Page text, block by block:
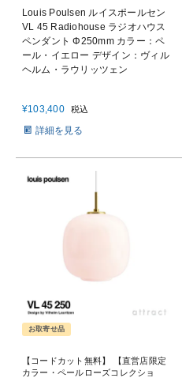
Louis Poulsen ルイスポールセン
VL 45 Radiohouse ラジオハウス
ペンダント Φ250mm カラー：ペ
ール・イエロー デザイン：ヴィル
ヘルム・ラウリッツェン
¥103,400 税込
詳細を見る
お取寄せ品
【コードカット無料】 【直営店限定
カラー・ペールローズコレクショ